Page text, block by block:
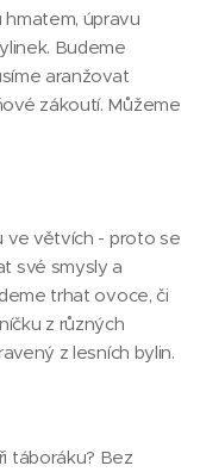
úpravu
Budeme
aranžovat
zákoutí. Můžeme
ve větvích - proto se
své smysly a
trhat ovoce, či
z různých
z lesních bylin.
táboráku? Bez